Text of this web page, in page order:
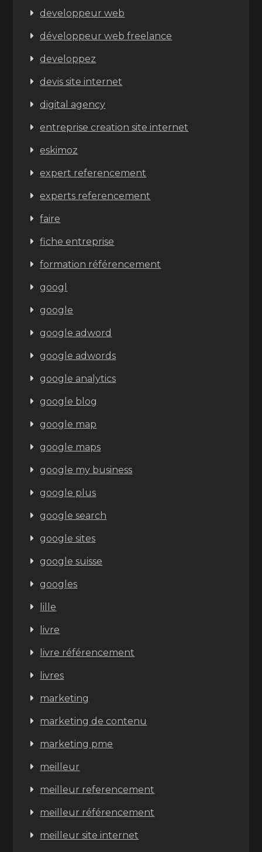
developpeur web
développeur web freelance
developpez
devis site internet
digital agency
entreprise creation site internet
eskimoz
expert referencement
experts referencement
faire
fiche entreprise
formation référencement
googl
google
google adword
google adwords
google analytics
google blog
google map
google maps
google my business
google plus
google search
google sites
google suisse
googles
lille
livre
livre référencement
livres
marketing
marketing de contenu
marketing pme
meilleur
meilleur referencement
meilleur référencement
meilleur site internet